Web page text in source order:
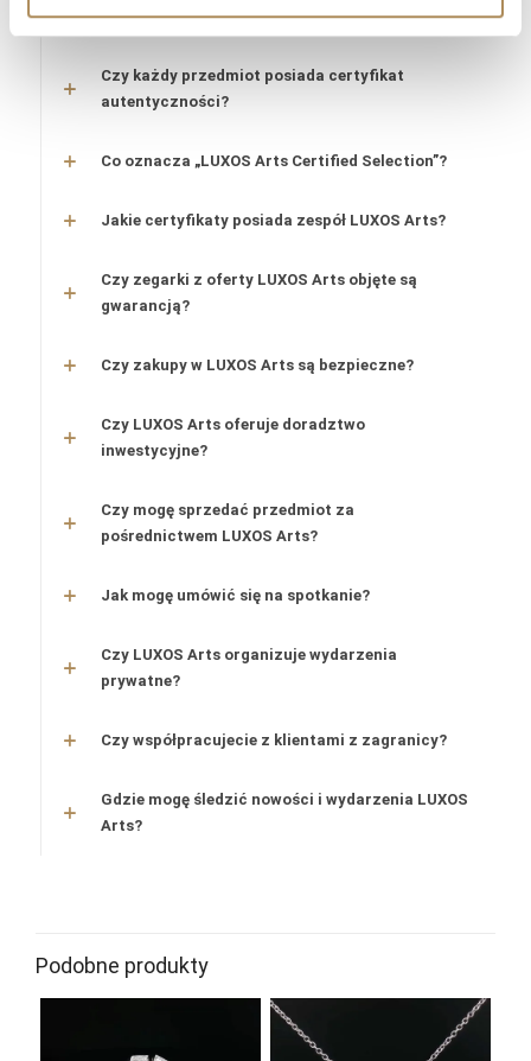
autentyczne i wartościowe?
Czy każdy przedmiot posiada certyfikat
autentyczności?
Co oznacza „LUXOS Arts Certified Selection”?
Jakie certyfikaty posiada zespół LUXOS Arts?
Czy zegarki z oferty LUXOS Arts objęte są
gwarancją?
Czy zakupy w LUXOS Arts są bezpieczne?
Czy LUXOS Arts oferuje doradztwo
inwestycyjne?
Czy mogę sprzedać przedmiot za
pośrednictwem LUXOS Arts?
Jak mogę umówić się na spotkanie?
Czy LUXOS Arts organizuje wydarzenia
prywatne?
Czy współpracujecie z klientami z zagranicy?
Gdzie mogę śledzić nowości i wydarzenia LUXOS
Arts?
Podobne produkty